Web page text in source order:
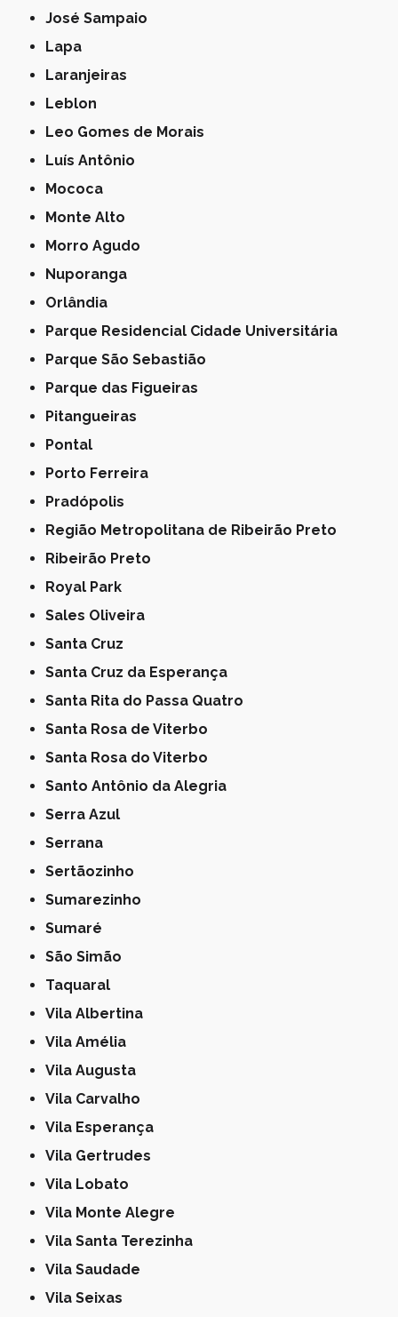
José Sampaio
Lapa
Laranjeiras
Leblon
Leo Gomes de Morais
Luís Antônio
Mococa
Monte Alto
Morro Agudo
Nuporanga
Orlândia
Parque Residencial Cidade Universitária
Parque São Sebastião
Parque das Figueiras
Pitangueiras
Pontal
Porto Ferreira
Pradópolis
Região Metropolitana de Ribeirão Preto
Ribeirão Preto
Royal Park
Sales Oliveira
Santa Cruz
Santa Cruz da Esperança
Santa Rita do Passa Quatro
Santa Rosa de Viterbo
Santa Rosa do Viterbo
Santo Antônio da Alegria
Serra Azul
Serrana
Sertãozinho
Sumarezinho
Sumaré
São Simão
Taquaral
Vila Albertina
Vila Amélia
Vila Augusta
Vila Carvalho
Vila Esperança
Vila Gertrudes
Vila Lobato
Vila Monte Alegre
Vila Santa Terezinha
Vila Saudade
Vila Seixas